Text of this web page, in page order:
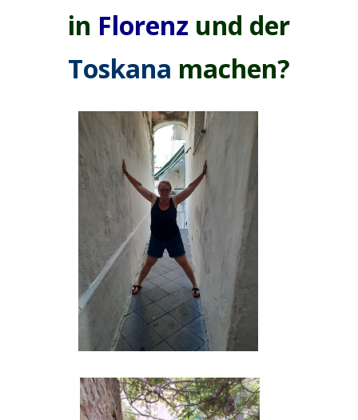
in Florenz und der
Toskana machen?